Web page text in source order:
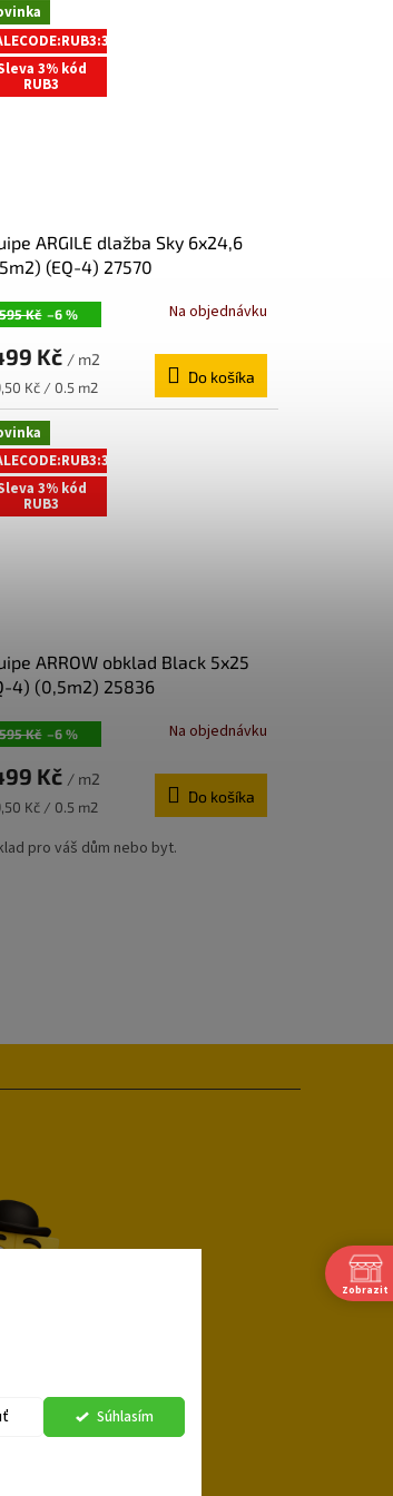
Súhlasím
3% kód
RUB3
Kč –6 %
ARGILE dlažba Sky 6x24,6
(EQ-4) 27570
Na objednávku
Kč / m2
Kč / 0.5 m2
Do košíka
3% kód
RUB3
Kč –6 %
ARROW obklad Black 5x25
4) (0,5m2) 25836
Na objednávku
Kč / m2
Kč / 0.5 m2
Do košíka
pro váš dům nebo byt.
Zobrazit